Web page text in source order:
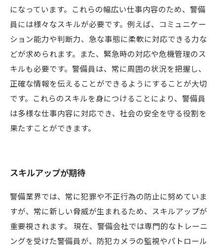
になっています。これらの幅広い仕事内容のため、警備
員には様々なスキルが必要です。例えば、コミュニケー
ション能力や判断力、急な事態に柔軟に対応できる力な
どが求められます。また、緊急時の対応や危機管理のス
キルも必要です。警備員は、常に周囲の状況を把握し、
正確な情報を伝えることができるようにすることが大切
です。これらのスキルを身につけることにより、警備員
は多様な仕事内容に対応でき、社会の安全を守る役割を
果たすことができます。
スキルアップが期待
警備業界では、常に犯罪や不正行為の防止に努めていま
すが、常に新しい脅威が生まれるため、スキルアップが
重要視されます。 現在、警備会社では専門的なトレーニ
ングを受けた警備員が、防犯カメラの監視やパトロール